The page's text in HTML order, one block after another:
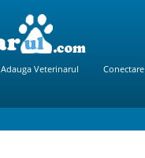
Adauga Veterinarul Conectare